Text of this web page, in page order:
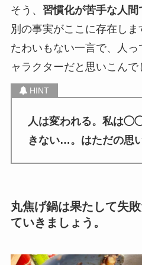
そう、 習慣化が苦手な人間
別の事実がここに存在しま
たわいもない一言で、人
ャラクターだと思いこんで
人は変われる。私は
きない…。はただの思
丸焦げ鍋は果たして失
ていきましょう。